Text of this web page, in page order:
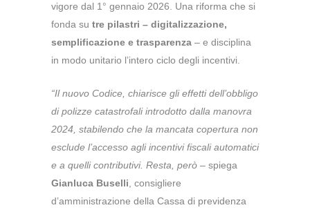
vigore dal 1° gennaio 2026. Una riforma che si
fonda su tre pilastri – digitalizzazione,
semplificazione e trasparenza – e disciplina
in modo unitario l’intero ciclo degli incentivi.
“Il nuovo Codice, chiarisce gli effetti dell’obbligo
di polizze catastrofali introdotto dalla manovra
2024, stabilendo che la mancata copertura non
esclude l’accesso agli incentivi fiscali automatici
e a quelli contributivi. Resta, però – spiega
Gianluca Buselli , consigliere
d’amministrazione della Cassa di previdenza